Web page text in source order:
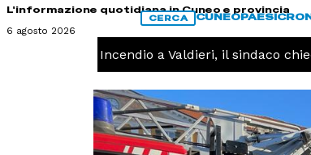
L'informazione quotidiana in Cuneo e provincia
6 agosto 2026
CERCA CUNEOPAESI
Incendio a Valdieri, il sindaco